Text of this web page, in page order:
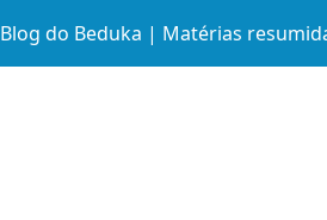
Blog do Beduka | Matérias